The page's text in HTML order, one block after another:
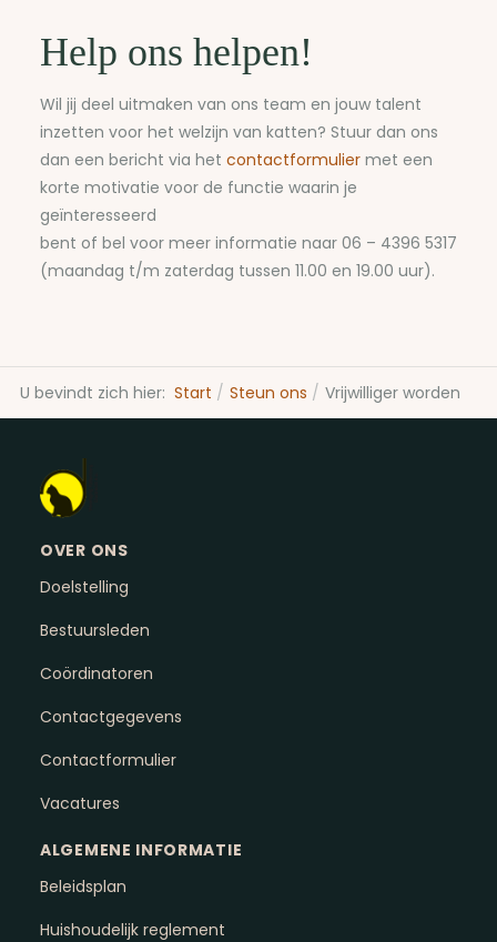
Help ons helpen!
Wil jij deel uitmaken van ons team en jouw talent
inzetten voor het welzijn van katten? Stuur dan ons
dan een bericht via het contactformulier met een
korte motivatie voor de functie waarin je
geïnteresseerd
bent of bel voor meer informatie naar 06 – 4396 5317
(maandag t/m zaterdag tussen 11.00 en 19.00 uur).
U bevindt zich hier: Start Steun ons Vrijwilliger worden
OVER ONS
Doelstelling
Bestuursleden
Coördinatoren
Contactgegevens
Contactformulier
Vacatures
ALGEMENE INFORMATIE
Beleidsplan
Huishoudelijk reglement